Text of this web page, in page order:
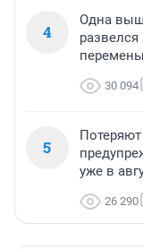
4
Одна
30 094
5
уже в
26 290